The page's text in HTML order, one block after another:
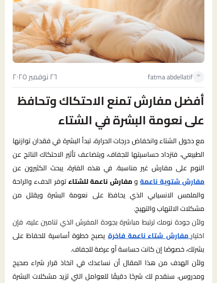
fatma abdellatif ٢٦ نوفمبر ٢٠٢٥
أفضل مفارش تمنع الاحتكاك وتحافظ
على نعومة البشرة في الشتاء
مع دخول الشتاء وانخفاض درجات الحرارة، تبدأ البشرة في فقدان توازنها
الطبيعي، فتزداد حساسيتها للجفاف، ويتضاعف تأثير الاحتكاك الناتج عن
النوم على مفارش غير مناسبة. في هذه الفترة، يبحث الكثيرون عن
مفارش شتوية ناعمةومفارش ناعمة للشتاءتوفر الدفء والراحة
والملمس الانسيابي الذي يحافظ على نعومة البشرة ويقلل من
مشكلات الالتهاب والتهيج.
ولأن جودة نومك ترتبط مباشرة بجودة المفرش الذي تنامين عليه، فإن
اختيار مفارش شتاء ناعمة فاخرةيصبح خطوة أساسية للحفاظ على
بشرتك، خصوصًا إن كانت حساسة أو عرضة للجفاف.
ولأن الهدف من هذا المقال أن نساعدك في اتخاذ قرار شراء صحيح
ومدروس، سنقدم لك شرحًا دقيقًا للعوامل التي تزيد مشكلات البشرة